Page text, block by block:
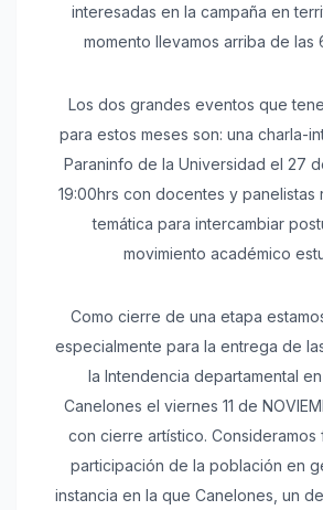
interesadas en la campaña en
momento llevamos arriba de las
Los dos grandes eventos que
para estos meses son: una charla-
Paraninfo de la Universidad el 27
19:00hrs con docentes y panelistas
temática para intercambiar
movimiento académico
Como cierre de una etapa
especialmente para la entrega de
la Intendencia departamental
Canelones el viernes 11 de
con cierre artístico. Consideramos
participación de la población en
instancia en la que Canelones, un